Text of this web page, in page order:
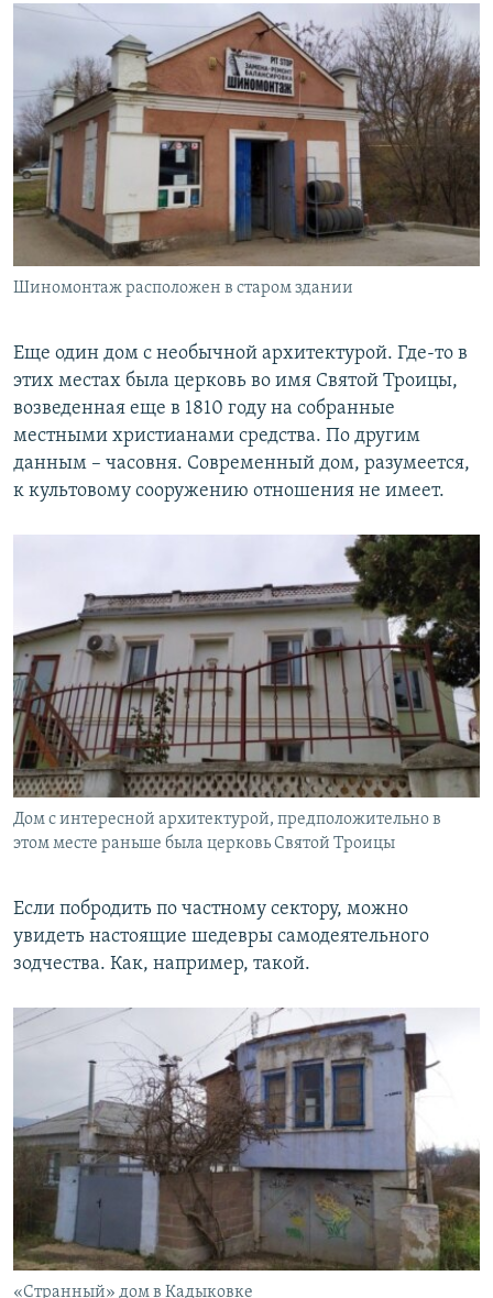
Шиномонтаж расположен в старом здании
Еще один дом с необычной архитектурой. Где-то в
этих местах была церковь во имя Святой Троицы,
возведенная еще в 1810 году на собранные
местными христианами средства. По другим
данным – часовня. Современный дом, разумеется,
к культовому сооружению отношения не имеет.
Дом с интересной архитектурой, предположительно в
этом месте раньше была церковь Святой Троицы
Если побродить по частному сектору, можно
увидеть настоящие шедевры самодеятельного
зодчества. Как, например, такой.
«Странный» дом в Кадыковке